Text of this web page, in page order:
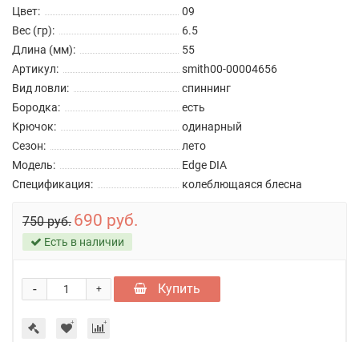
Цвет:
09
Вес (гр):
6.5
Длина (мм):
55
Артикул:
smith00-00004656
Вид ловли:
спиннинг
Бородка:
есть
Крючок:
одинарный
Сезон:
лето
Модель:
Edge DIA
Спецификация:
колеблющаяся блесна
750 руб. 690 руб.
Есть в наличии
+
- Купить